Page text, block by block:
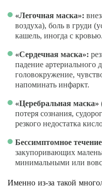
«Легочная маска»:
воздуха), боль в груди
кашель, иногда с кровью.
«Сердечная маска»:
падение артериального
головокружение,
напоминать инфаркт.
«Церебральная маска»
потеря сознания,
резкого недостатка
Бессимптомное
закупоривающих
минимальными или
Именно из-за такой